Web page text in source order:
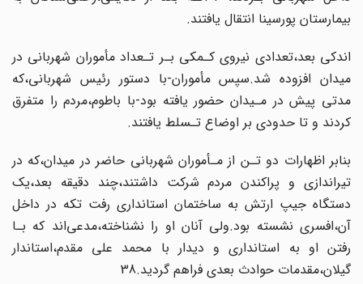
بیمارستان پورسینا‌ انتقال‌ یافتند.
اندکی بعد،تعدادی نیروی کـمکی‌ بـر‌ تـعداد مأموران‌ شهربانی‌ در‌
میدان افزوده شد.سپس‌‌ مأموران-با دستور رئیس شهربانی،که
مدتی پیش در مـیدان حضور یافته بود-با باطوم‌،مردم‌‌ را متفرق
کردند و تا حدودی بر‌ اوضاع‌ تـسلط‌ یافتند‌.
بنابر‌ اظهارات دو تـن‌ از‌ مـأموران شهربانی حاضر در میدان،که در
تیراندازی و پراکندن مردم‌ شرکت داشتند،چند دقیقه بعد،یک‌
دستگاه‌ جیپ‌ ارتش به ساختمان استانداری رفت تکه در‌ داخل‌
آن‌،افسری‌ نشسته‌ بود‌.ولی آنان او را نشناخته،مدعی‌اند که بـا
رفتن او به استانداری و دیدار با محمد علی مقدم،استاندار
گیلان،مقدمات حوادث بعدی فراهم گردید.38